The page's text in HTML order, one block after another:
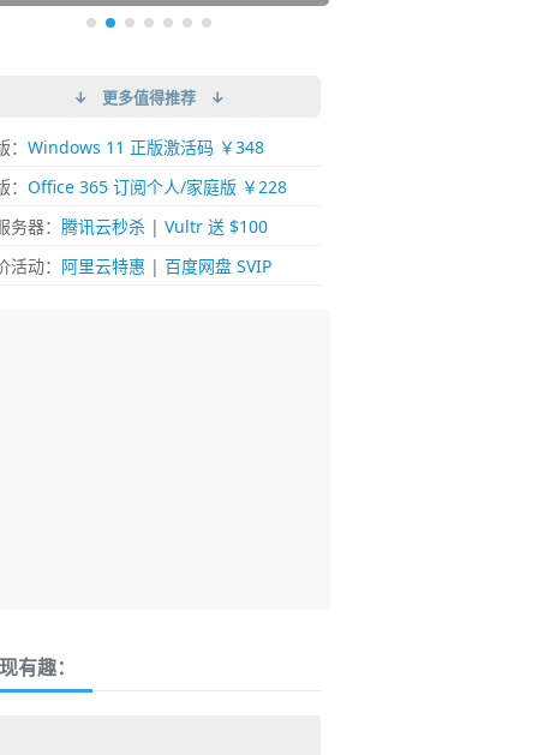
↓ 更多值得推荐 ↓
Windows 11 正版激活码 ￥348
Office 365 订阅个人/家庭版 ￥228
务器： 腾讯云秒杀| Vultr 送 $100
活动： 阿里云特惠 | 百度网盘 SVIP
有趣：